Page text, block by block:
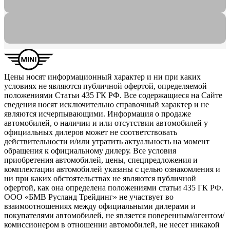
Цены носят информационный характер и ни при каких
условиях не являются публичной офертой, определяемой
положениями Статьи 435 ГК РФ. Все содержащиеся на Сайте
сведения носят исключительно справочный характер и не
являются исчерпывающими. Информация о продаже
автомобилей, о наличии и или отсутствии автомобилей у
официальных дилеров может не соответствовать
действительности и/или утратить актуальность на момент
обращения к официальному дилеру. Все условия
приобретения автомобилей, цены, спецпредложения и
комплектации автомобилей указаны с целью ознакомления и
ни при каких обстоятельствах не являются публичной
офертой, как она определена положениями статьи 435 ГК РФ.
ООО «БМВ Русланд Трейдинг» не участвует во
взаимоотношениях между официальными дилерами и
покупателями автомобилей, не является поверенным/агентом/
комиссионером в отношении автомобилей, не несет никакой